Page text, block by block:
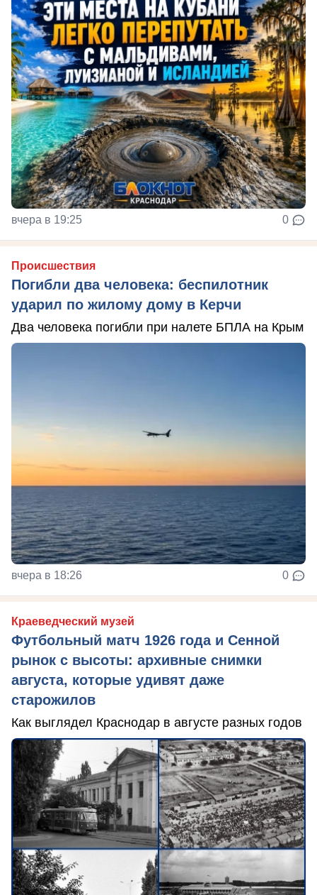
вчера в 19:25 0
Происшествия
Погибли два человека: беспилотник
ударил по жилому дому в Керчи
Два человека погибли при налете БПЛА на Крым
вчера в 18:26 0
Краеведческий музей
Футбольный матч 1926 года и Сенной
рынок с высоты: архивные снимки
августа, которые удивят даже
старожилов
Как выглядел Краснодар в августе разных годов